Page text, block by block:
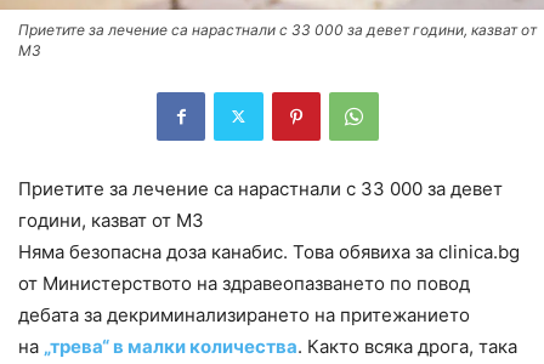
Приетите за лечение са нарастнали с 33 000 за девет години, казват от
МЗ
Приетите за лечение са нарастнали с 33 000 за девет
години, казват от МЗ
Няма безопасна доза канабис. Това обявиха за clinica.bg
от Министерството на здравеопазването по повод
дебата за декриминализирането на притежанието
на „трева“ в малки количества. Както всяка дрога, така